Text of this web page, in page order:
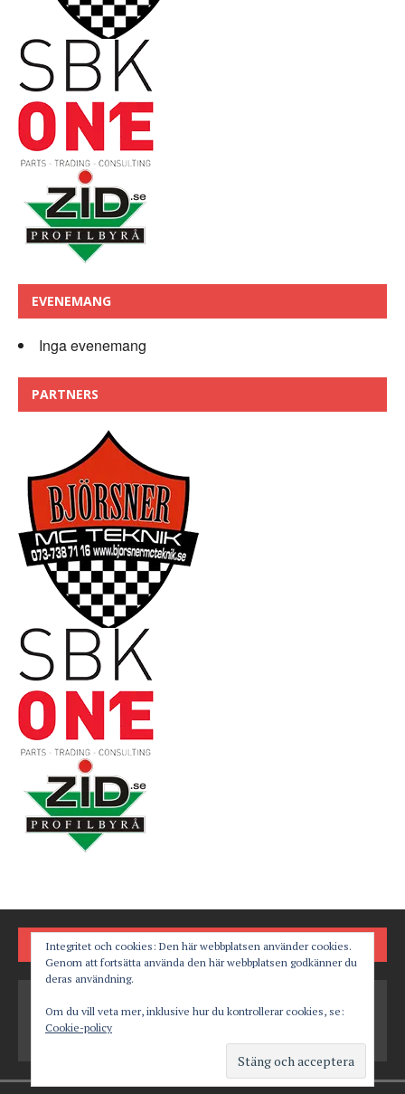
EVENEMANG
Inga evenemang
PARTNERS
FÖLJ OSS PÅ
Integritet och cookies: Den här webbplatsen använder cookies.
Genom att fortsätta använda den här webbplatsen godkänner du
deras användning.
Om du vill veta mer, inklusive hur du kontrollerar cookies, se:
Cookie-policy